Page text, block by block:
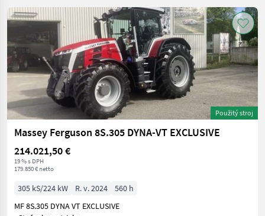
Použitý stroj
Massey Ferguson 8S.305 DYNA-VT EXCLUSIVE
214.021,50 €
19 % s DPH
179.850 € netto
305 kS/224 kW R. v. 2024
560 h
MF 8S.305 DYNA VT EXCLUSIVE